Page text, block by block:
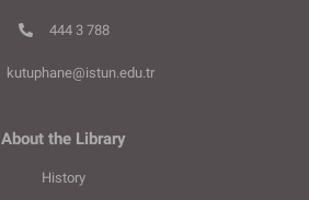
444 3 788
kutuphane@istun.edu.tr
About the Library
History